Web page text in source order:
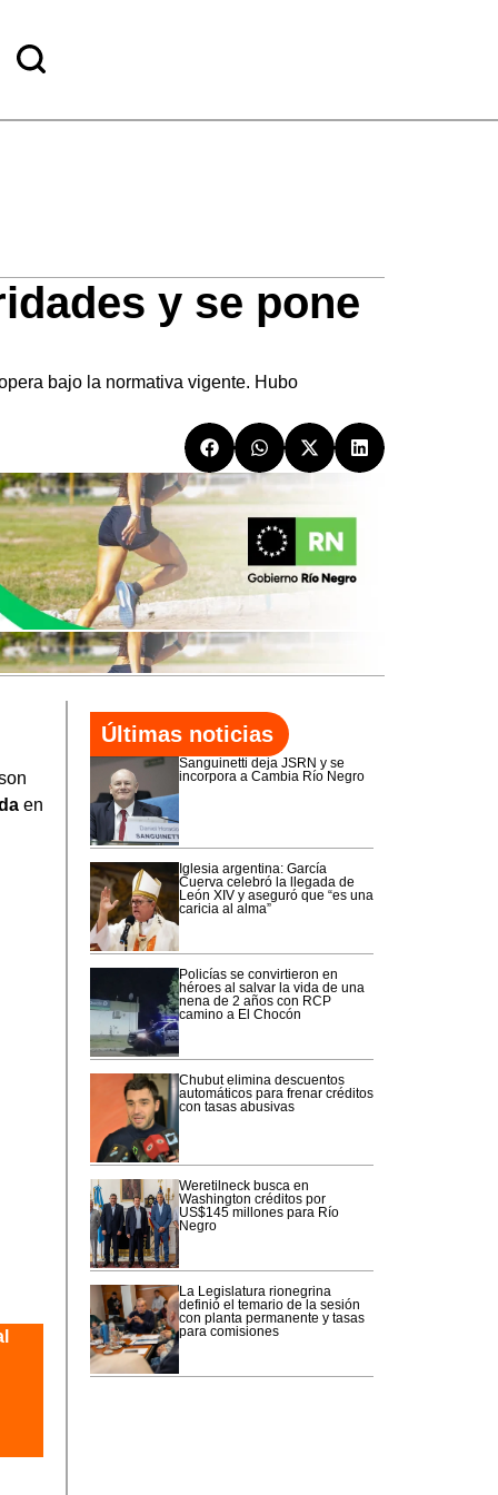
y se pone
bajo la normativa vigente. Hubo
en
Últimas noticias
Sanguinetti deja JSRN y se
incorpora a Cambia Río Negro
Iglesia argentina: García
Cuerva celebró la llegada de
León XIV y aseguró que “es una
caricia al alma”
Policías se convirtieron en
héroes al salvar la vida de una
nena de 2 años con RCP
camino a El Chocón
Chubut elimina descuentos
automáticos para frenar créditos
con tasas abusivas
Weretilneck busca en
Washington créditos por
US$145 millones para Río
Negro
La Legislatura rionegrina
definió el temario de la sesión
con planta permanente y tasas
para comisiones